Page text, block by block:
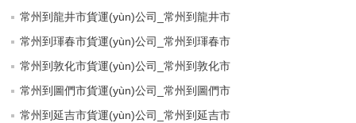
常州到龍井市貨運(yùn)公司_常州到龍井市
常州到琿春市貨運(yùn)公司_常州到琿春市
常州到敦化市貨運(yùn)公司_常州到敦化市
常州到圖們市貨運(yùn)公司_常州到圖們市
常州到延吉市貨運(yùn)公司_常州到延吉市